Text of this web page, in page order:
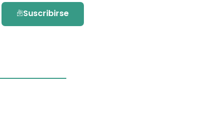
Suscribirse